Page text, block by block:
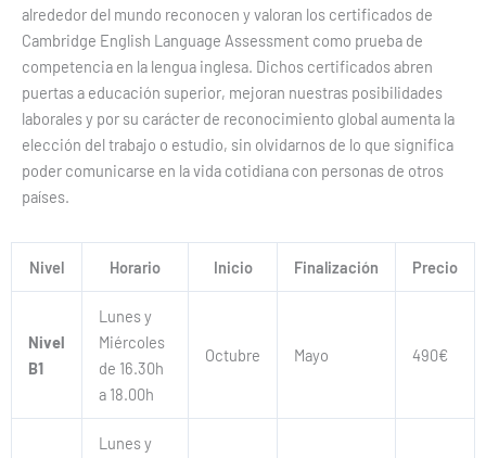
alrededor del mundo reconocen y valoran los certificados de
Cambridge English Language Assessment como prueba de
competencia en la lengua inglesa. Dichos certificados abren
puertas a educación superior, mejoran nuestras posibilidades
laborales y por su carácter de reconocimiento global aumenta la
elección del trabajo o estudio, sin olvidarnos de lo que significa
poder comunicarse en la vida cotidiana con personas de otros
países.
Nivel Horario Inicio Finalización Precio
Nivel
B1
Lunes y
Miércoles
de 16.30h
a 18.00h
Octubre Mayo 490€
Lunes y